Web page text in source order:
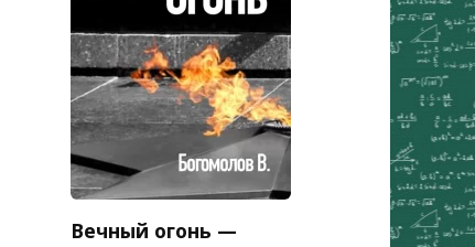
Вечный огонь —